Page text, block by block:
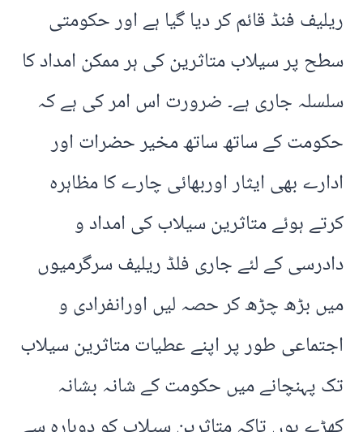
ریلیف فنڈ قائم کر دیا گیا ہے اور حکومتی
سطح پر سیلاب متاثرین کی ہر ممکن امداد کا
سلسلہ جاری ہے۔ ضرورت اس امر کی ہے کہ
حکومت کے ساتھ ساتھ مخیر حضرات اور
ادارے بھی ایثار اوربھائی چارے کا مظاہرہ
کرتے ہوئے متاثرین سیلاب کی امداد و
دادرسی کے لئے جاری فلڈ ریلیف سرگرمیوں
میں بڑھ چڑھ کر حصہ لیں اورانفرادی و
اجتماعی طور پر اپنے عطیات متاثرین سیلاب
تک پہنچانے میں حکومت کے شانہ بشانہ